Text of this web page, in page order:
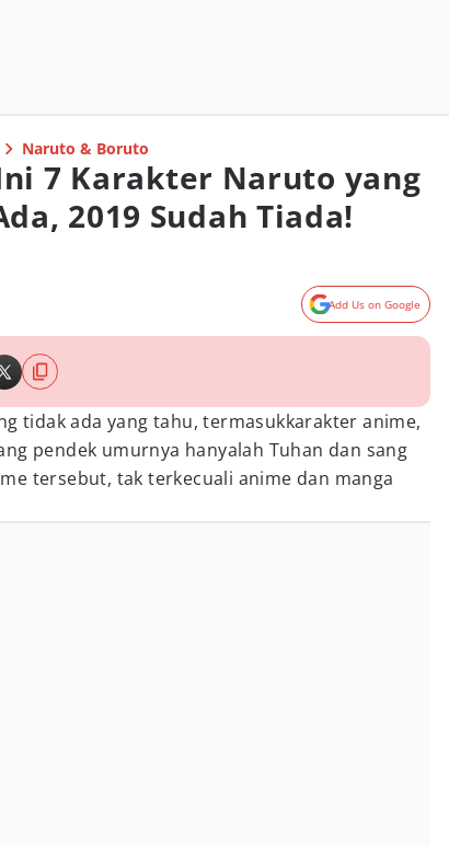
Naruto & Boruto
7 Karakter Naruto yang
2019 Sudah Tiada!
Add Us on Google
tidak ada yang tahu, termasukkarakter anime,
pendek umurnya hanyalah Tuhan dan sang
tersebut, tak terkecuali anime dan manga